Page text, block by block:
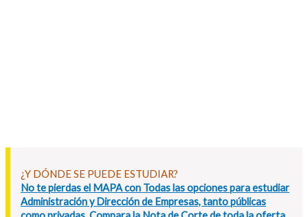
¿Y DÓNDE SE PUEDE ESTUDIAR?
No te pierdas el MAPA con Todas las opciones para estudiar
Administración y Dirección de Empresas, tanto públicas